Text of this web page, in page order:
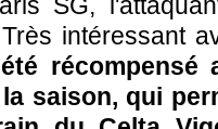
intéressant
saison, qui